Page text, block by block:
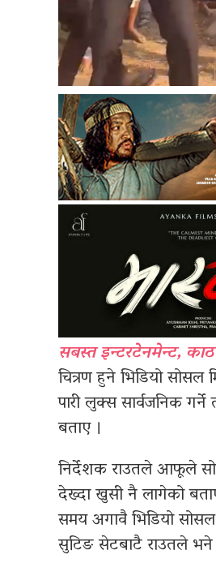
सबस्त इन्टरटेनमेन्ट,
चित्रण हुने भिडियो
पारी लुक्स सार्वजनिक
बताए ।
निर्देशक राउतले आफूले
देख्दा खुसी नै लागेको बताए
समय अगावै भिडियो
सुटिङ सेटबाटै राउतले भने